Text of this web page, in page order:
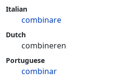
Italian
combinare
Dutch
combineren
Portuguese
combinar